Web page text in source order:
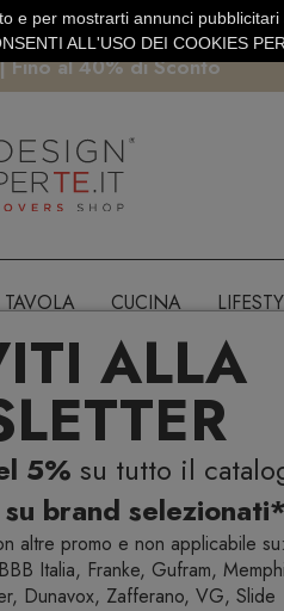
ALLA
5% su tutto il
brand selezionati*
altre promo e non applicabile su:
Italia, Franke, Gufram,
Dunavox, Zafferano, VG, Slide
PAYPAL · CARTA DI CREDITO
| Fino al 40% di Sconto
TAVOLA CUCINA
da terra Tebe lamp
e per mostrarti annunci
ALL'USO DEI COOKIES